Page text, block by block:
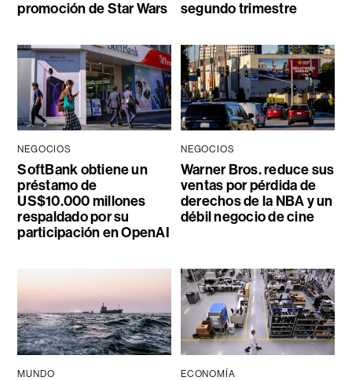
promoción de Star Wars
segundo trimestre
NEGOCIOS
SoftBank obtiene un
préstamo de
US$10.000 millones
respaldado por su
participación en OpenAI
NEGOCIOS
Warner Bros. reduce sus
ventas por pérdida de
derechos de la NBA y un
débil negocio de cine
MUNDO ECONOMÍA